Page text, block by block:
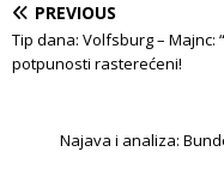
PREVIOUS
Tip dana: Volfsburg – Majnc:
potpunosti rasterećeni!
Najava i analiza: